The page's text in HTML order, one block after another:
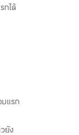
กได้
บแรก
ยัง